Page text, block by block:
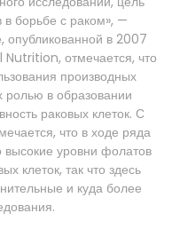
борьбе с раком», —
опубликованной в 2007
отмечается, что
производных
ролью в образовании
раковых клеток. С
что в ходе ряда
высокие уровни фолатов
клеток, так что здесь
и куда более